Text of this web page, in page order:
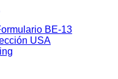
BE-13
USA